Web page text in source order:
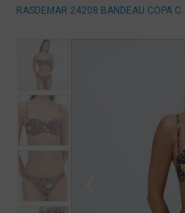
RASDEMAR 24208 BANDEAU COPA C